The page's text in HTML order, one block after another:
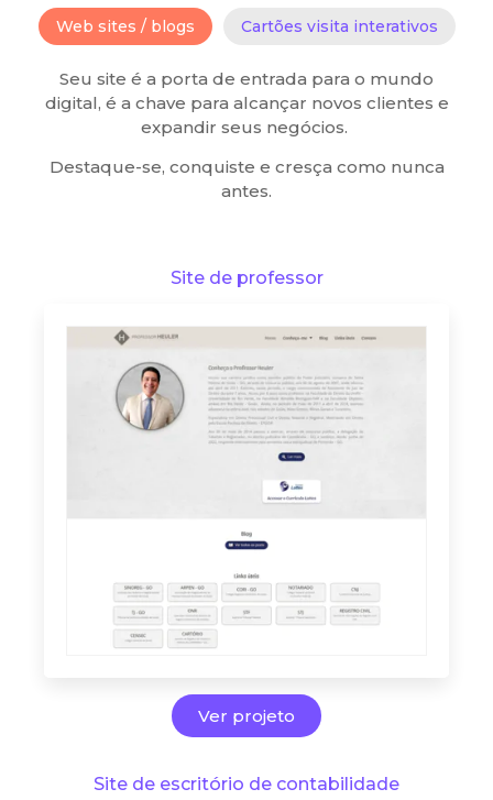
Web sites / blogs Cartões visita interativos
Seu site é a porta de entrada para o mundo
digital, é a chave para alcançar novos clientes e
expandir seus negócios.
Destaque-se, conquiste e cresça como nunca
antes.
Site de professor
Ver projeto
Site de escritório de contabilidade